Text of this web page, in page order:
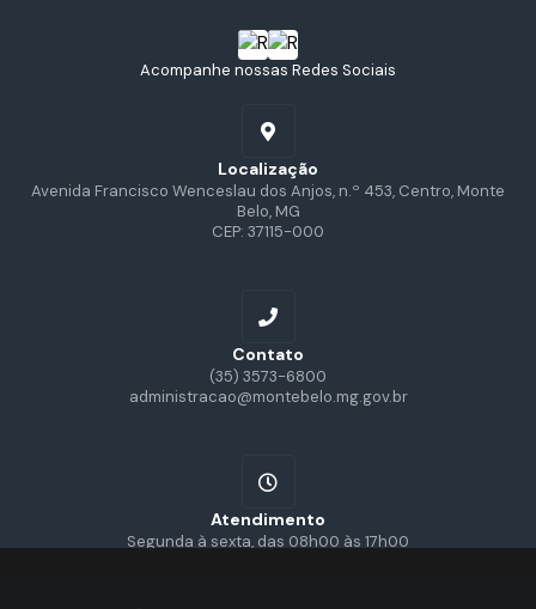
Acompanhe nossas Redes Sociais
Localização
Avenida Francisco Wenceslau dos Anjos, n.º 453, Centro, Monte
Belo, MG
CEP: 37115-000
Contato
(35) 3573-6800
administracao@montebelo.mg.gov.br
Atendimento
Segunda à sexta, das 08h00 às 17h00